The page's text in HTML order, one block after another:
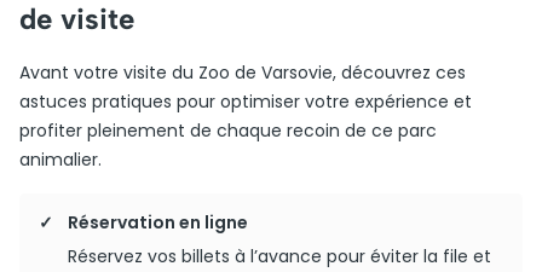
de visite
Avant votre visite du Zoo de Varsovie, découvrez ces
astuces pratiques pour optimiser votre expérience et
profiter pleinement de chaque recoin de ce parc
animalier.
Réservation en ligne
Réservez vos billets à l’avance pour éviter la file et